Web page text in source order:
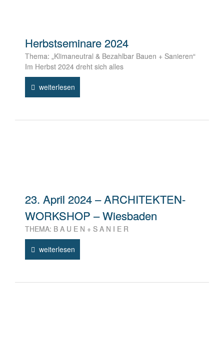
Herbstseminare 2024
Thema: „Klimaneutral & Bezahlbar Bauen + Sanieren“
Im Herbst 2024 dreht sich alles
weiterlesen
23. April 2024 – ARCHITEKTEN-
WORKSHOP – Wiesbaden
THEMA: B A U E N + S A N I E R
weiterlesen